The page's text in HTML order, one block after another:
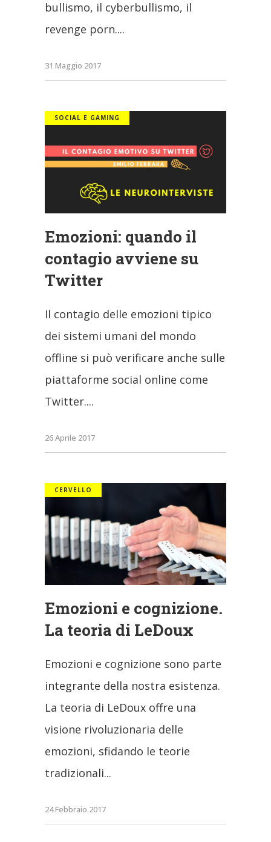
bullismo, il cyberbullismo, il
revenge porn.
31 Maggio 2017
SOCIAL E GAMING
Emozioni: quando il
contagio avviene su
Twitter
Il contagio delle emozioni tipico
dei sistemi umani del mondo
offline si può verificare anche sulle
piattaforme social online come
Twitter.
26 Aprile 2017
CERVELLO
Emozioni e cognizione.
La teoria di LeDoux
Emozioni e cognizione sono parte
integrante della nostra esistenza.
La teoria di LeDoux offre una
visione rivoluzionaria delle
emozioni, sfidando le teorie
tradizionali
24 Febbraio 2017